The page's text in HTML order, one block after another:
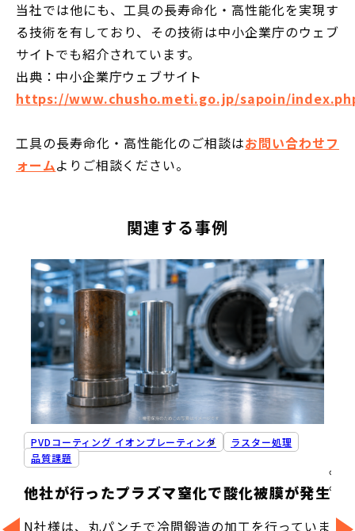
当社では他にも、工具の長寿命化・高性能化を実現す
る技術を有しており、その技術は中小企業庁のウェブ
サイトでも紹介されています。
出典：中小企業庁ウェブサイト
https://www.chusho.meti.go.jp/sapoin/
工具の長寿命化・高性能化のご相談はお問い合わせフ
ォームよりご相談ください。
関連する事例
他社が行ったプラズマ窒化で酸化被膜が発生
PVDコーティング イオンプレーティング
ラスター処理
品質課題
N社様は、丸パンチで冷間鍛造の加工を行っていま